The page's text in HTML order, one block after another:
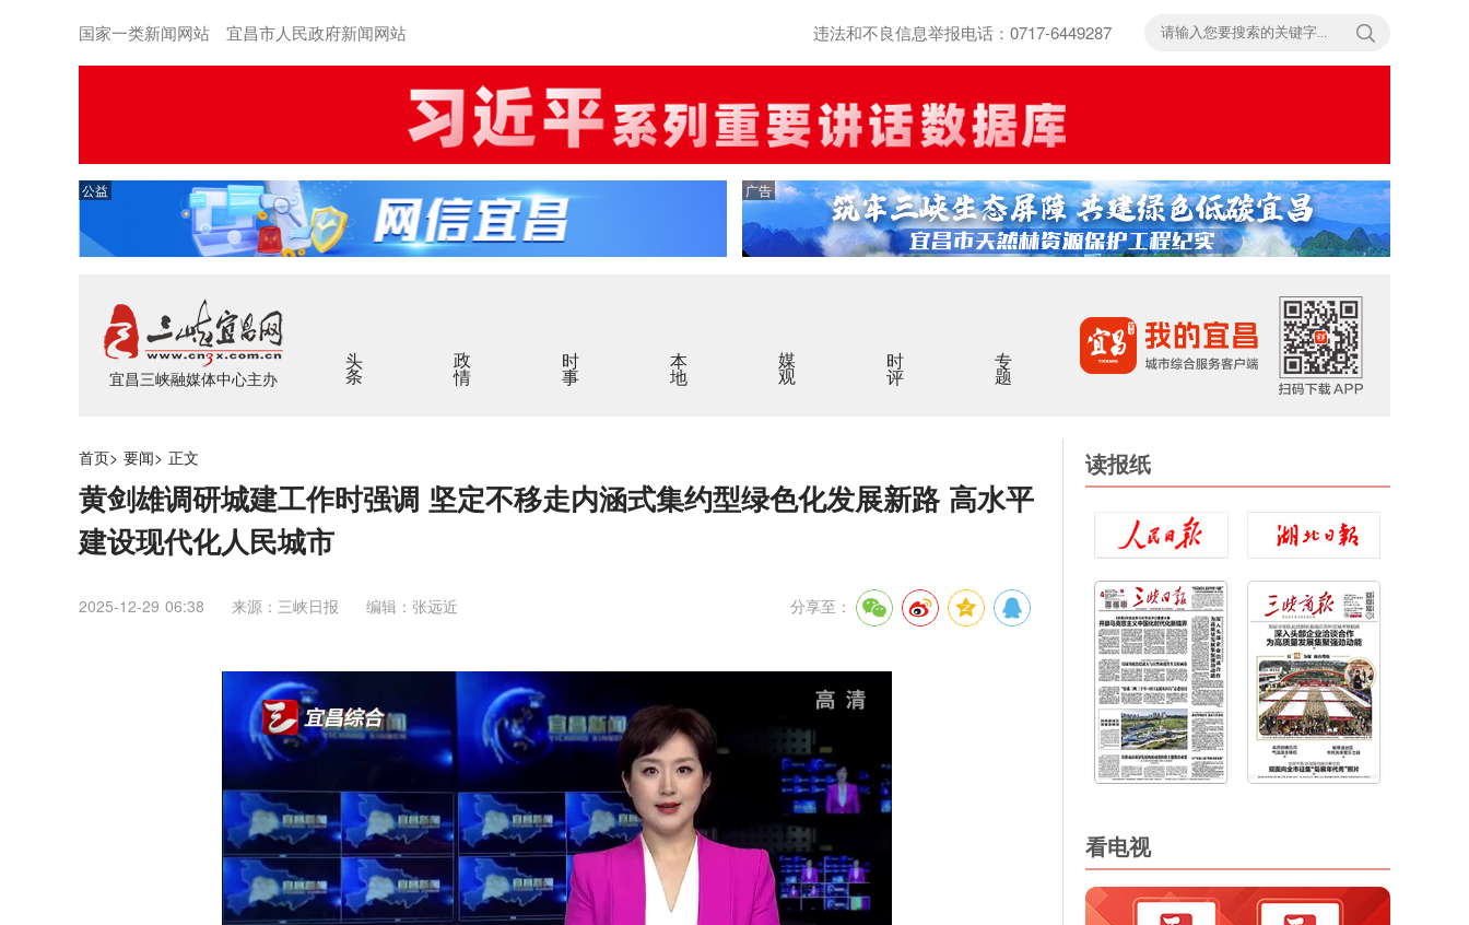
国家一类新闻网站 宜昌市人民政府新闻网站 违法和不良信息举报电话：0717-6449287
公益 广告
宜昌三峡融媒体中心主办
头条 政情 时事 本地 媒观 时评 专题
首页> 要闻> 正文
黄剑雄调研城建工作时强调 坚定不移走内涵式集约型绿色化发展新路 高水平
建设现代化人民城市
2025-12-29 06:38 来源：三峡日报 编辑：张远近 分享至：
读报纸
看电视